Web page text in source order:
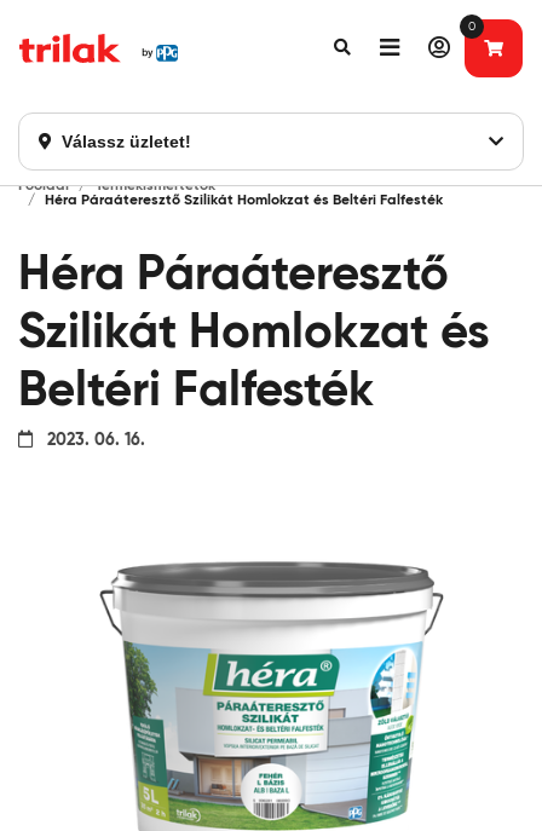
Válassz üzletet!
0
Fontos tájékoztatás!
Főoldal
Termékismertetők
Héra Páraáteresztő Szilikát Homlokzat és Beltéri Falfesték
Héra Páraáteresztő
Szilikát Homlokzat és
Beltéri Falfesték
2023. 06. 16.